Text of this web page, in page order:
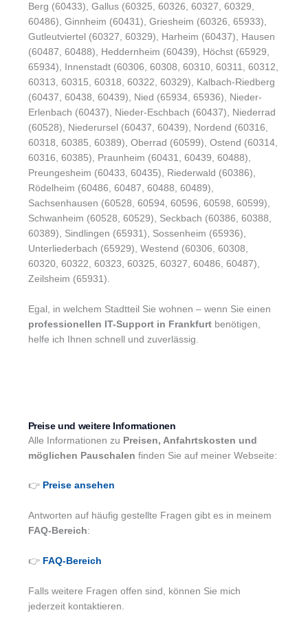
Berg (60433), Gallus (60325, 60326, 60327, 60329,
60486), Ginnheim (60431), Griesheim (60326, 65933),
Gutleutviertel (60327, 60329), Harheim (60437), Hausen
(60487, 60488), Heddernheim (60439), Höchst (65929,
65934), Innenstadt (60306, 60308, 60310, 60311, 60312,
60313, 60315, 60318, 60322, 60329), Kalbach-Riedberg
(60437, 60438, 60439), Nied (65934, 65936), Nieder-
Erlenbach (60437), Nieder-Eschbach (60437), Niederrad
(60528), Niederursel (60437, 60439), Nordend (60316,
60318, 60385, 60389), Oberrad (60599), Ostend (60314,
60316, 60385), Praunheim (60431, 60439, 60488),
Preungesheim (60433, 60435), Riederwald (60386),
Rödelheim (60486, 60487, 60488, 60489),
Sachsenhausen (60528, 60594, 60596, 60598, 60599),
Schwanheim (60528, 60529), Seckbach (60386, 60388,
60389), Sindlingen (65931), Sossenheim (65936),
Unterliederbach (65929), Westend (60306, 60308,
60320, 60322, 60323, 60325, 60327, 60486, 60487),
Zeilsheim (65931).
Egal, in welchem Stadtteil Sie wohnen – wenn Sie einen
professionellen IT-Support in Frankfurtbenötigen,
helfe ich Ihnen schnell und zuverlässig.
Preise und weitere Informationen
Alle Informationen zu Preisen, Anfahrtskosten und
möglichen Pauschalen finden Sie auf meiner Webseite:
👉 Preise ansehen
Antworten auf häufig gestellte Fragen gibt es in meinem
FAQ-Bereich:
👉 FAQ-Bereich
Falls weitere Fragen offen sind, können Sie mich
jederzeit kontaktieren.